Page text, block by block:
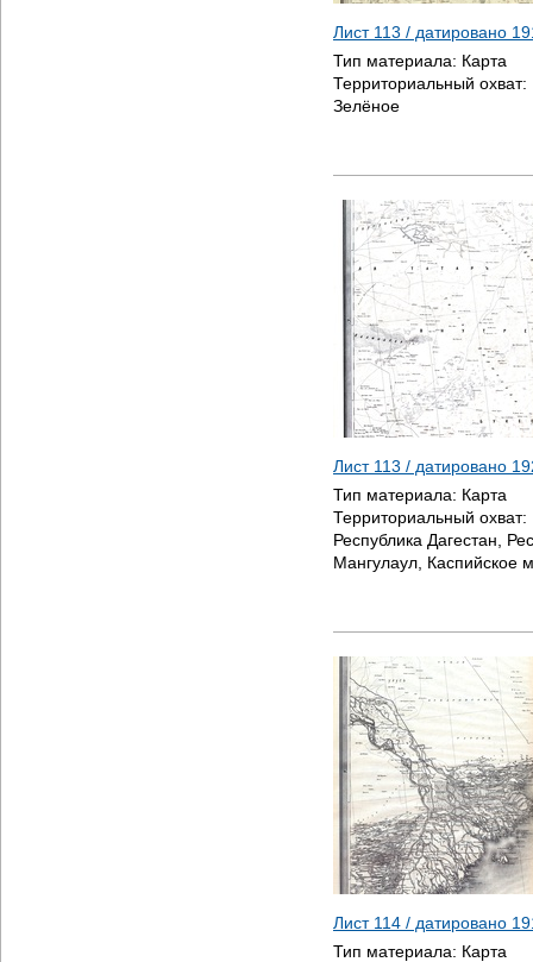
Лист 113 / датировано
Тип материала: Карта
Территориальный охват:
Зелёное
Лист 113 / датировано
Тип материала: Карта
Территориальный охват:
Республика Дагестан,
Мангулаул, Каспийское
Лист 114 / датировано
Тип материала: Карта